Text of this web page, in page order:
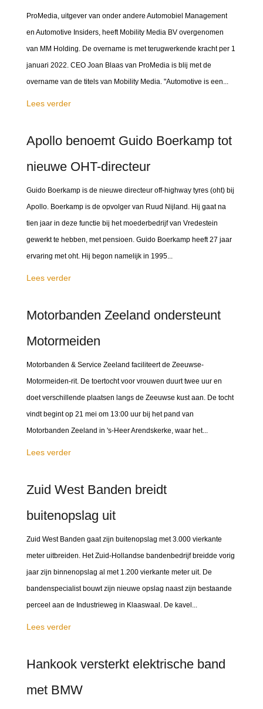
ProMedia, uitgever van onder andere Automobiel Management
en Automotive Insiders, heeft Mobility Media BV overgenomen
van MM Holding. De overname is met terugwerkende kracht per 1
januari 2022. CEO Joan Blaas van ProMedia is blij met de
overname van de titels van Mobility Media. "Automotive is een...
Lees verder
Apollo benoemt Guido Boerkamp tot
nieuwe OHT-directeur
Guido Boerkamp is de nieuwe directeur off-highway tyres (oht) bij
Apollo. Boerkamp is de opvolger van Ruud Nijland. Hij gaat na
tien jaar in deze functie bij het moederbedrijf van Vredestein
gewerkt te hebben, met pensioen. Guido Boerkamp heeft 27 jaar
ervaring met oht. Hij begon namelijk in 1995...
Lees verder
Motorbanden Zeeland ondersteunt
Motormeiden
Motorbanden & Service Zeeland faciliteert de Zeeuwse-
Motormeiden-rit. De toertocht voor vrouwen duurt twee uur en
doet verschillende plaatsen langs de Zeeuwse kust aan. De tocht
vindt begint op 21 mei om 13:00 uur bij het pand van
Motorbanden Zeeland in 's-Heer Arendskerke, waar het...
Lees verder
Zuid West Banden breidt
buitenopslag uit
Zuid West Banden gaat zijn buitenopslag met 3.000 vierkante
meter uitbreiden. Het Zuid-Hollandse bandenbedrijf breidde vorig
jaar zijn binnenopslag al met 1.200 vierkante meter uit. De
bandenspecialist bouwt zijn nieuwe opslag naast zijn bestaande
perceel aan de Industrieweg in Klaaswaal. De kavel...
Lees verder
Hankook versterkt elektrische band
met BMW